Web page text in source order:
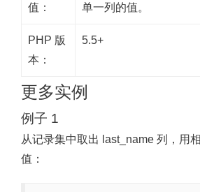
值：
单一列的值。
PHP 版
本：
5.5+
更多实例
例子 1
从记录集中取出 last_name 列，用
值：